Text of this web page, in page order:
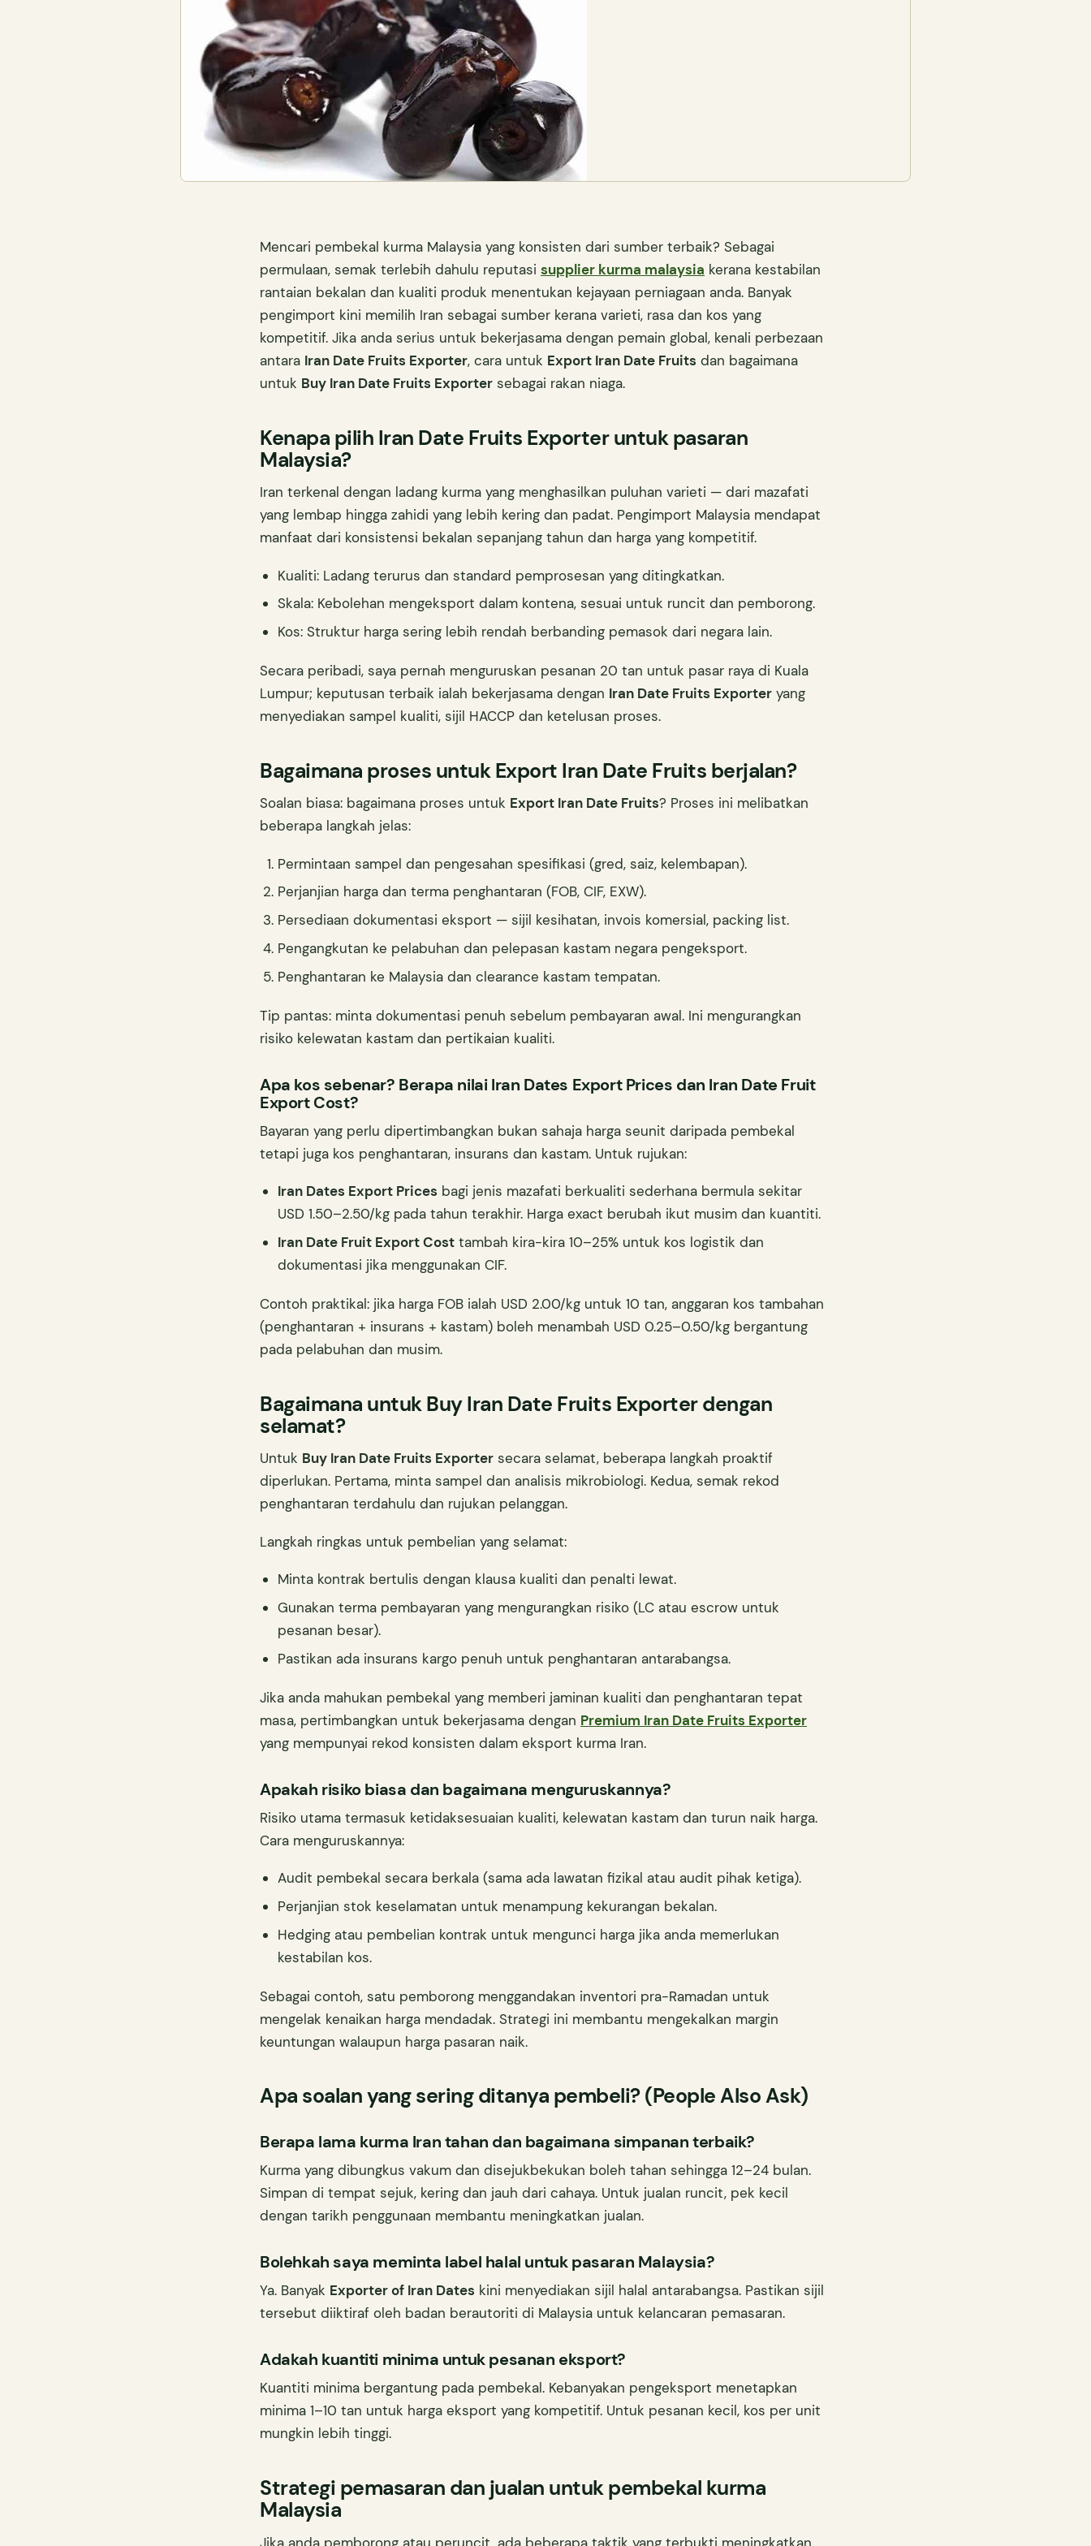
Mencari pembekal kurma Malaysia yang konsisten dari sumber terbaik? Sebagai
permulaan, semak terlebih dahulu reputasi supplier kurma malaysia kerana kestabilan
rantaian bekalan dan kualiti produk menentukan kejayaan perniagaan anda. Banyak
pengimport kini memilih Iran sebagai sumber kerana varieti, rasa dan kos yang
kompetitif. Jika anda serius untuk bekerjasama dengan pemain global, kenali perbezaan
antara Iran Date Fruits Exporter, cara untuk Export Iran Date Fruits dan bagaimana
untuk Buy Iran Date Fruits Exporter sebagai rakan niaga.
Kenapa pilih Iran Date Fruits Exporter untuk pasaran
Malaysia?
Iran terkenal dengan ladang kurma yang menghasilkan puluhan varieti — dari mazafati
yang lembap hingga zahidi yang lebih kering dan padat. Pengimport Malaysia mendapat
manfaat dari konsistensi bekalan sepanjang tahun dan harga yang kompetitif.
Kualiti: Ladang terurus dan standard pemprosesan yang ditingkatkan.
Skala: Kebolehan mengeksport dalam kontena, sesuai untuk runcit dan pemborong.
Kos: Struktur harga sering lebih rendah berbanding pemasok dari negara lain.
Secara peribadi, saya pernah menguruskan pesanan 20 tan untuk pasar raya di Kuala
Lumpur; keputusan terbaik ialah bekerjasama dengan Iran Date Fruits Exporter yang
menyediakan sampel kualiti, sijil HACCP dan ketelusan proses.
Bagaimana proses untuk Export Iran Date Fruits berjalan?
Soalan biasa: bagaimana proses untuk Export Iran Date Fruits? Proses ini melibatkan
beberapa langkah jelas:
Permintaan sampel dan pengesahan spesifikasi (gred, saiz, kelembapan).
Perjanjian harga dan terma penghantaran (FOB, CIF, EXW).
Persediaan dokumentasi eksport — sijil kesihatan, invois komersial, packing list.
Pengangkutan ke pelabuhan dan pelepasan kastam negara pengeksport.
Penghantaran ke Malaysia dan clearance kastam tempatan.
Tip pantas: minta dokumentasi penuh sebelum pembayaran awal. Ini mengurangkan
risiko kelewatan kastam dan pertikaian kualiti.
Apa kos sebenar? Berapa nilai Iran Dates Export Prices dan Iran Date Fruit
Export Cost?
Bayaran yang perlu dipertimbangkan bukan sahaja harga seunit daripada pembekal
tetapi juga kos penghantaran, insurans dan kastam. Untuk rujukan:
Iran Dates Export Prices bagi jenis mazafati berkualiti sederhana bermula sekitar
USD 1.50–2.50/kg pada tahun terakhir. Harga exact berubah ikut musim dan kuantiti.
Iran Date Fruit Export Costtambah kira-kira 10–25% untuk kos logistik dan
dokumentasi jika menggunakan CIF.
Contoh praktikal: jika harga FOB ialah USD 2.00/kg untuk 10 tan, anggaran kos tambahan
(penghantaran + insurans + kastam) boleh menambah USD 0.25–0.50/kg bergantung
pada pelabuhan dan musim.
Bagaimana untuk Buy Iran Date Fruits Exporter dengan
selamat?
Untuk Buy Iran Date Fruits Exporter secara selamat, beberapa langkah proaktif
diperlukan. Pertama, minta sampel dan analisis mikrobiologi. Kedua, semak rekod
penghantaran terdahulu dan rujukan pelanggan.
Langkah ringkas untuk pembelian yang selamat:
Minta kontrak bertulis dengan klausa kualiti dan penalti lewat.
Gunakan terma pembayaran yang mengurangkan risiko (LC atau escrow untuk
pesanan besar).
Pastikan ada insurans kargo penuh untuk penghantaran antarabangsa.
Jika anda mahukan pembekal yang memberi jaminan kualiti dan penghantaran tepat
masa, pertimbangkan untuk bekerjasama dengan Premium Iran Date Fruits Exporter
yang mempunyai rekod konsisten dalam eksport kurma Iran.
Apakah risiko biasa dan bagaimana menguruskannya?
Risiko utama termasuk ketidaksesuaian kualiti, kelewatan kastam dan turun naik harga.
Cara menguruskannya:
Audit pembekal secara berkala (sama ada lawatan fizikal atau audit pihak ketiga).
Perjanjian stok keselamatan untuk menampung kekurangan bekalan.
Hedging atau pembelian kontrak untuk mengunci harga jika anda memerlukan
kestabilan kos.
Sebagai contoh, satu pemborong menggandakan inventori pra-Ramadan untuk
mengelak kenaikan harga mendadak. Strategi ini membantu mengekalkan margin
keuntungan walaupun harga pasaran naik.
Apa soalan yang sering ditanya pembeli? (People Also Ask)
Berapa lama kurma Iran tahan dan bagaimana simpanan terbaik?
Kurma yang dibungkus vakum dan disejukbekukan boleh tahan sehingga 12–24 bulan.
Simpan di tempat sejuk, kering dan jauh dari cahaya. Untuk jualan runcit, pek kecil
dengan tarikh penggunaan membantu meningkatkan jualan.
Bolehkah saya meminta label halal untuk pasaran Malaysia?
Ya. Banyak Exporter of Iran Dates kini menyediakan sijil halal antarabangsa. Pastikan sijil
tersebut diiktiraf oleh badan berautoriti di Malaysia untuk kelancaran pemasaran.
Adakah kuantiti minima untuk pesanan eksport?
Kuantiti minima bergantung pada pembekal. Kebanyakan pengeksport menetapkan
minima 1–10 tan untuk harga eksport yang kompetitif. Untuk pesanan kecil, kos per unit
mungkin lebih tinggi.
Strategi pemasaran dan jualan untuk pembekal kurma
Malaysia
Jika anda pemborong atau peruncit, ada beberapa taktik yang terbukti meningkatkan